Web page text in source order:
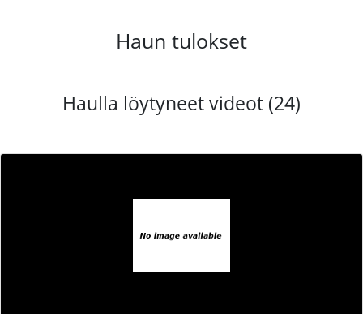
Haun tulokset
Haulla löytyneet videot (24)